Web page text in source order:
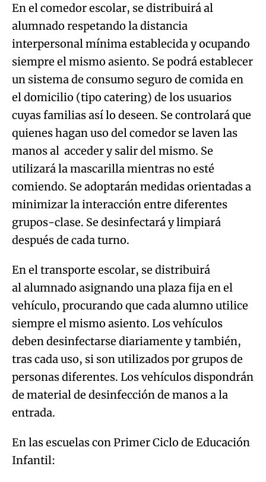
En el comedor escolar, se distribuirá al
alumnado respetando la distancia
interpersonal mínima establecida y ocupando
siempre el mismo asiento. Se podrá establecer
un sistema de consumo seguro de comida en
el domicilio (tipo catering) de los usuarios
cuyas familias así lo deseen. Se controlará que
quienes hagan uso del comedor se laven las
manos al acceder y salir del mismo. Se
utilizará la mascarilla mientras no esté
comiendo. Se adoptarán medidas orientadas a
minimizar la interacción entre diferentes
grupos-clase. Se desinfectará y limpiará
después de cada turno.
En el transporte escolar, se distribuirá
al alumnado asignando una plaza fija en el
vehículo, procurando que cada alumno utilice
siempre el mismo asiento. Los vehículos
deben desinfectarse diariamente y también,
tras cada uso, si son utilizados por grupos de
personas diferentes. Los vehículos dispondrán
de material de desinfección de manos a la
entrada.
En las escuelas con Primer Ciclo de Educación
Infantil: